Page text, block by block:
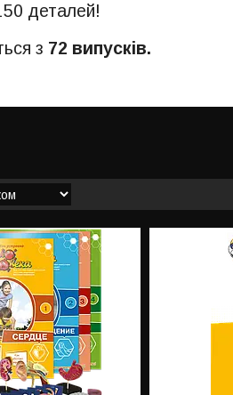
деталей!
з 72 випусків.